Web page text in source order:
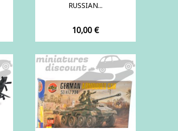
RUSSIAN...
Prix
10,00 €